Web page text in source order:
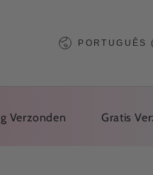
Língua
PORTUGUÊS
Gratis